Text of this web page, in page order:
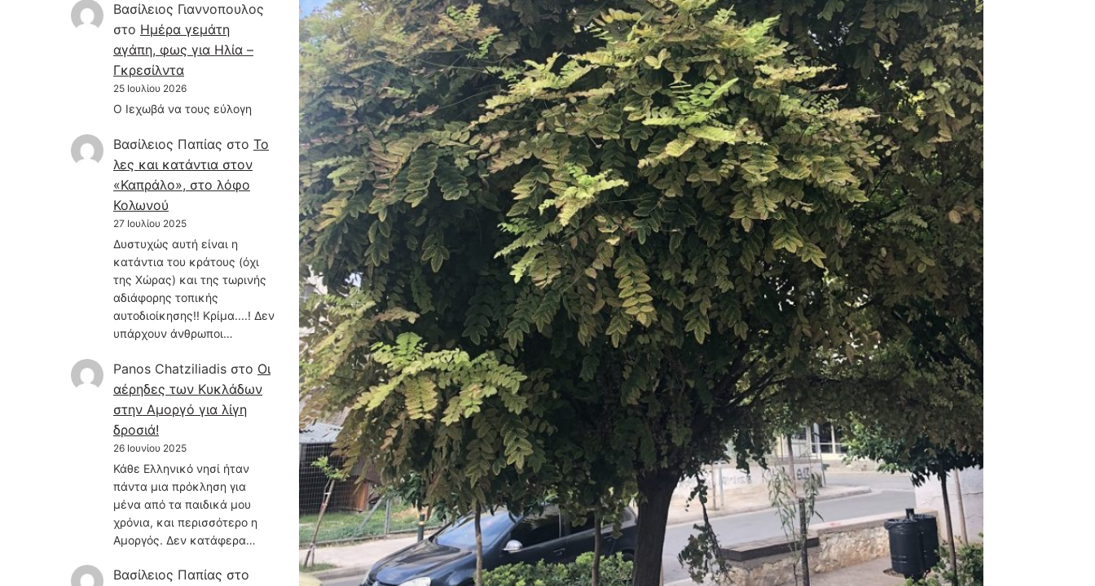
Βασίλειος Γιαννοπουλος
στο Hμέρα γεμάτη
αγάπη, φως για Ηλία –
Γκρεσίλντα
25 Ιουλίου 2026
Ο Ιεχωβά να τους εύλογη
Βασίλειος Παπίας στο Το
λες και κατάντια στον
«Καπράλο», στο λόφο
Κολωνού
27 Ιουλίου 2025
Δυστυχώς αυτή είναι η
κατάντια του κράτους (όχι
της Χώρας) και της τωρινής
αδιάφορης τοπικής
αυτοδιοίκησης!! Κρίμα....! Δεν
υπάρχουν άνθρωποι…
Panos Chatziliadis στο Οι
αέρηδες των Κυκλάδων
στην Αμοργό για λίγη
δροσιά!
26 Ιουνίου 2025
Κάθε Ελληνικό νησί ήταν
πάντα μια πρόκληση για
μένα από τα παιδικά μου
χρόνια, και περισσότερο η
Αμοργός. Δεν κατάφερα…
Βασίλειος Παπίας στο